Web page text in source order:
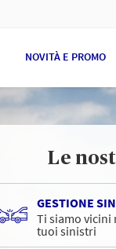
NOVITÀ E PROMO
Le
GESTIONE
Ti siamo vicini
tuoi sinistri